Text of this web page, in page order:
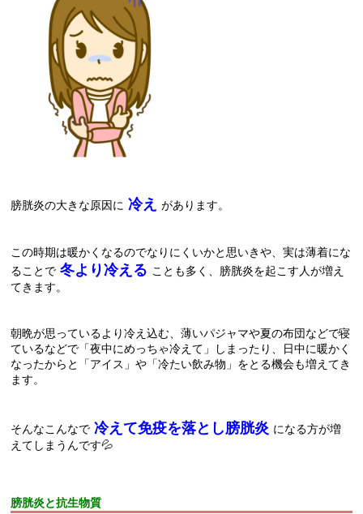
膀胱炎の大きな原因に 冷えがあります。
この時期は暖かくなるのでなりにくいかと思いきや、実は薄着にな
ることで 冬より冷える ことも多く、膀胱炎を起こす人が増え
てきます。
朝晩が思っているより冷え込む、薄いパジャマや夏の布団などで寝
ているなどで「夜中にめっちゃ冷えて」しまったり、日中に暖かく
なったからと「アイス」や「冷たい飲み物」をとる機会も増えてき
ます。
そんなこんなで 冷えて免疫を落とし膀胱炎 になる方が増
えてしまうんです💦
膀胱炎と抗生物質